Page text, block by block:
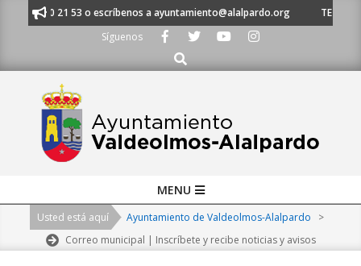
al 91 620 21 53 o escríbenos a ayuntamiento@alalpardo.org
TE
Síguenos
Buscar
Navigation
MENU
Usted está aquí Ayuntamiento de Valdeolmos-Alalpardo
>
Correo municipal | Inscríbete y recibe noticias y avisos